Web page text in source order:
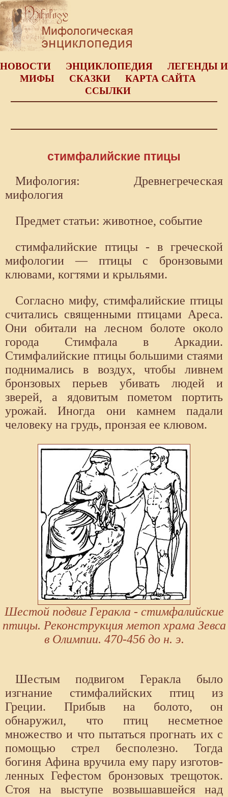
НОВОСТИ ЭНЦИКЛОПЕДИЯ
ЛЕГЕНДЫ И
МИФЫ
СКАЗКИ
КАРТА САЙТА
ССЫЛКИ
стимфалийские птицы
Мифология: Древнегреческая
мифология
Предмет статьи: животное, событие
стимфалийские птицы - в греческой
мифологии — птицы с бронзо­выми
клювами, когтями и крыльями.
Согласно мифу, стимфалийские птицы
считались священными пти­цами Ареса.
Они обитали на лесном болоте около
города Стимфала в Аркадии.
Стимфалийские птицы большими стаями
поднимались в воздух, чтобы ливнем
бронзовых перьев убивать людей и
зверей, а ядовитым поме­том портить
урожай. Иногда они камнем падали
человеку на грудь, пронзая ее клювом.
Шестой подвиг Геракла - стимфалийские
птицы. Реконструкция метоп храма Зевса
в Олимпии. 470-456 до н. э.
Шестым подвигом Геракла было
изгнание стимфалийских птиц из
Греции. Прибыв на болото, он
обнаружил, что птиц несметное
множество и что пытаться прогнать их с
помощью стрел бесполезно. Тогда
богиня Афина вручила ему пару изготов­
ленных Гефестом бронзовых трещоток.
Стоя на выступе возвышавшейся над